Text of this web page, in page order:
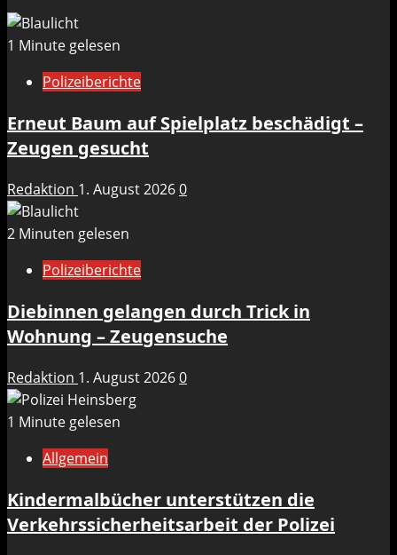
1 Minute gelesen
Polizeiberichte
Erneut Baum auf Spielplatz beschädigt –
Zeugen gesucht
Redaktion 1. August 20260
2 Minuten gelesen
Polizeiberichte
Diebinnen gelangen durch Trick in
Wohnung – Zeugensuche
Redaktion 1. August 20260
1 Minute gelesen
Allgemein
Kindermalbücher unterstützen die
Verkehrssicherheitsarbeit der Polizei